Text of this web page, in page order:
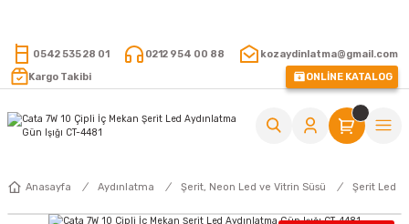
0542 535 28 01 0212 954 00 88
kozaydinlatma@gmail.com
Kargo Takibi
ONLİNE KATALOG
Anasayfa Aydınlatma Şerit, Neon Led ve Vitrin Süsü Şerit Led